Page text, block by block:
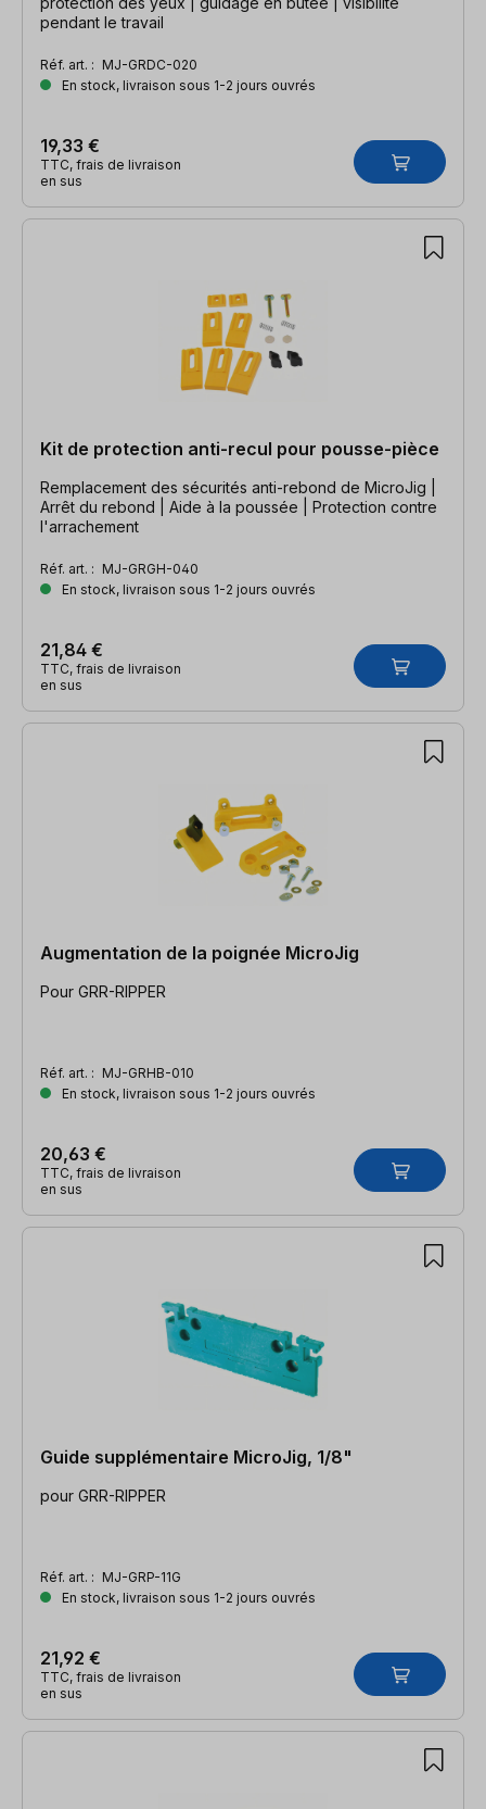
pendant le travail
Réf. art. : MJ-GRDC-020
En stock, livraison sous 1-2 jours ouvrés
19,33 €
TTC, frais de livraison
en sus
Kit de protection anti-recul pour pousse-pièce
Remplacement des sécurités anti-rebond de MicroJig |
Arrêt du rebond | Aide à la poussée | Protection contre
l'arrachement
Réf. art. : MJ-GRGH-040
En stock, livraison sous 1-2 jours ouvrés
21,84 €
TTC, frais de livraison
en sus
Augmentation de la poignée MicroJig
Pour GRR-RIPPER
Réf. art. : MJ-GRHB-010
En stock, livraison sous 1-2 jours ouvrés
20,63 €
TTC, frais de livraison
en sus
Guide supplémentaire MicroJig, 1/8"
pour GRR-RIPPER
Réf. art. : MJ-GRP-11G
En stock, livraison sous 1-2 jours ouvrés
21,92 €
TTC, frais de livraison
en sus